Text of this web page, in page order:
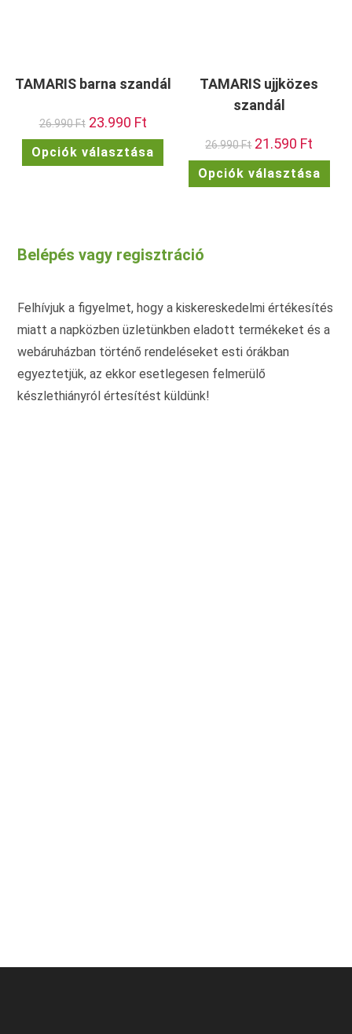
TAMARIS barna szandál
26.990Ft Original
price
was:
26.990 Ft.
23.990 FtCurrent
price
is:
23.990 Ft.
Opciók választása
terméknek
variációja
választhatók
TAMARIS ujjközes
szandál
26.990Ft Original
price
was:
26.990 Ft.
21.590 Ft
is:
21.590
Opciók választása
Belépés vagy regisztráció
Felhívjuk a figyelmet, hogy a kiskereskedelmi értékesítés
miatt a napközben üzletünkben eladott termékeket és a
webáruházban történő rendeléseket esti órákban
egyeztetjük, az ekkor esetlegesen felmerülő
készlethiányról értesítést küldünk!